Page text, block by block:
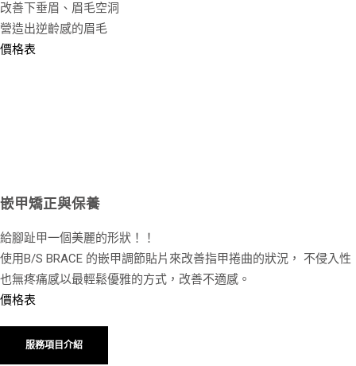
改善下垂眉、眉毛空洞
營造出逆齡感的眉毛
價格表
嵌甲矯正與保養
給腳趾甲一個美麗的形狀！！
使用B/S BRACE 的嵌甲調節貼片來改善指甲捲曲的狀況， 不侵入性
也無疼痛感以最輕鬆優雅的方式，改善不適感。
價格表
服務項目介紹